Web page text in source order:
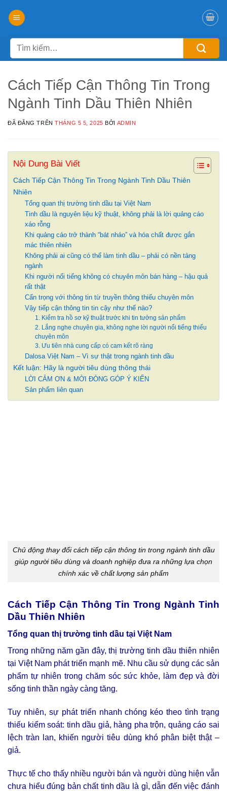
đến
dungTìm
kiếm:
Cách Tiếp Cận Thông Tin Trong
Ngành Tinh Dầu Thiên Nhiên
ĐÃ ĐĂNG TRÊNTHÁNG 5 5, 2025 BỞI ADMIN
Nội Dung Bài Viết
Cách Tiếp Cận Thông Tin Trong Ngành Tinh Dầu Thiên
Nhiên
Tổng quan thị trường tinh dầu tại Việt Nam
Tinh dầu là nguyên liệu kỹ thuật, không phải là lời quảng cáo
xáo rỗng
Khi quảng cáo trở thành “bát nháo” và hóa chất được gắn
mác thiên nhiên
Không phải ai cũng có thể làm tinh dầu – phải có nền tảng
ngành
Khi người nổi tiếng không có chuyên môn bán hàng – hậu quả
rất thật
Cẩn trọng với thông tin từ truyền thông thiếu chuyên môn
Vậy tiếp cận thông tin tin cậy như thế nào?
1. Kiểm tra hồ sơ kỹ thuật trước khi tin tưởng sản phẩm
2. Lắng nghe chuyên gia, không nghe lời người nổi tiếng thiếu
chuyên môn
3. Ưu tiên nhà cung cấp có cam kết rõ ràng
Dalosa Việt Nam – Vì sự thật trong ngành tinh dầu
Kết luận: Hãy là người tiêu dùng thông thái
LỜI CẢM ƠN & MỜI ĐÓNG GÓP Ý KIẾN
Sản phẩm liên quan
Chủ động thay đổi cách tiếp cận thông tin trong ngành tinh dầu
giúp người tiêu dùng và doanh nghiệp đưa ra những lựa chọn
chính xác về chất lượng sản phẩm
Cách Tiếp Cận Thông Tin Trong Ngành Tinh
Dầu Thiên Nhiên
Tổng quan thị trường tinh dầu tại Việt Nam
Trong những năm gần đây, thị trường tinh dầu thiên nhiên
tại Việt Nam phát triển mạnh mẽ. Nhu cầu sử dụng các sản
phẩm tự nhiên trong chăm sóc sức khỏe, làm đẹp và đời
sống tinh thần ngày càng tăng.
Tuy nhiên, sự phát triển nhanh chóng kéo theo tình trạng
thiếu kiểm soát: tinh dầu giả, hàng pha trộn, quảng cáo sai
lệch tràn lan, khiến người tiêu dùng khó phân biệt thật –
giả.
Thực tế cho thấy nhiều người bán và người dùng hiện vẫn
chưa hiểu đúng bản chất tinh dầu là gì, dẫn đến việc đánh